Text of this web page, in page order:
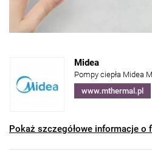
Midea
Pompy ciepła Midea
www.mthermal.pl
Pokaż szczegółowe informacje o